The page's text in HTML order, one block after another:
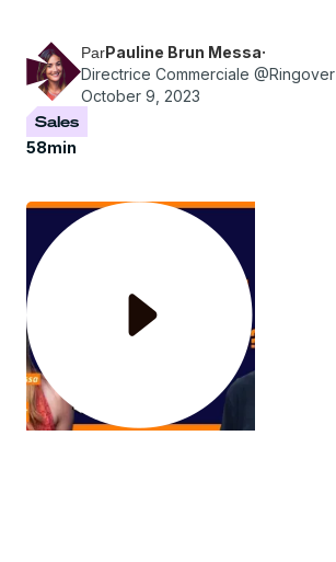
ParPauline Brun Messa·
Directrice Commerciale @Ringover
October 9, 2023
Sales
58min